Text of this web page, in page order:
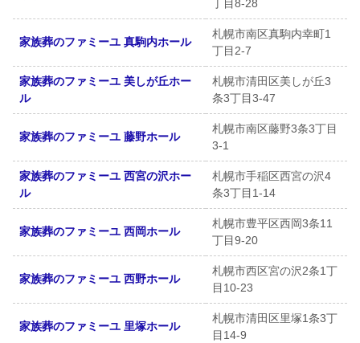
丁目8-28
家族葬のファミーユ 真駒内ホール
札幌市南区真駒内幸町1
丁目2-7
家族葬のファミーユ 美しが丘ホー
ル
札幌市清田区美しが丘3
条3丁目3-47
家族葬のファミーユ 藤野ホール
札幌市南区藤野3条3丁目
3-1
家族葬のファミーユ 西宮の沢ホー
ル
札幌市手稲区西宮の沢4
条3丁目1-14
家族葬のファミーユ 西岡ホール
札幌市豊平区西岡3条11
丁目9-20
家族葬のファミーユ 西野ホール
札幌市西区宮の沢2条1丁
目10-23
家族葬のファミーユ 里塚ホール
札幌市清田区里塚1条3丁
目14-9